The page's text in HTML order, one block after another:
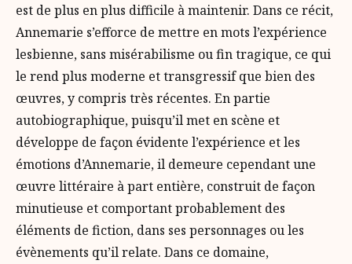
est de plus en plus difficile à maintenir. Dans ce récit,
Annemarie s’efforce de mettre en mots l’expérience
lesbienne, sans misérabilisme ou fin tragique, ce qui
le rend plus moderne et transgressif que bien des
œuvres, y compris très récentes. En partie
autobiographique, puisqu’il met en scène et
développe de façon évidente l’expérience et les
émotions d’Annemarie, il demeure cependant une
œuvre littéraire à part entière, construit de façon
minutieuse et comportant probablement des
éléments de fiction, dans ses personnages ou les
évènements qu’il relate. Dans ce domaine,